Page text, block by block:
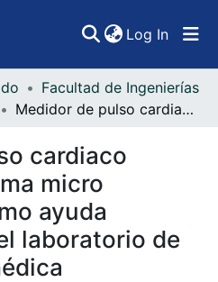
Log In
Facultad de Ingenierías
Medidor de pulso cardiaco utilizando sistema micro controlados como ayuda didáctica para el laboratorio de ingeniería biomédica
cardiaco
micro
ayuda
laboratorio de